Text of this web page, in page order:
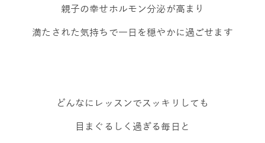
親子の幸せホルモン分泌が高まり
満たされた気持ちで一日を穏やかに過ごせます
どんなにレッスンでスッキリしても
目まぐるしく過ぎる毎日と